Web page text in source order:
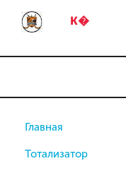
К�
Главная
Тотализатор